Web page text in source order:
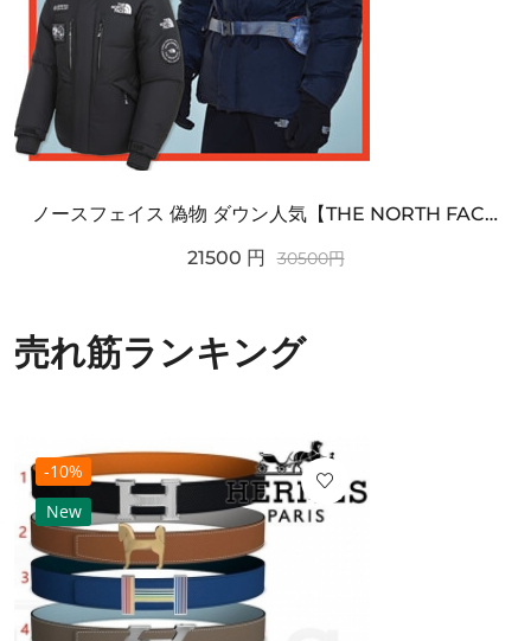
ノースフェイス 偽物 ダウン人気【THE NORTH FACE】M'S 7 SUMMIT HIM...
21500 円 30500円
売れ筋ランキング
-10%
New